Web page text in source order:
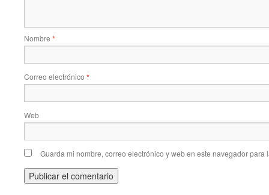
Nombre *
Correo electrónico *
Web
Guarda mi nombre, correo electrónico y web en este navegador para